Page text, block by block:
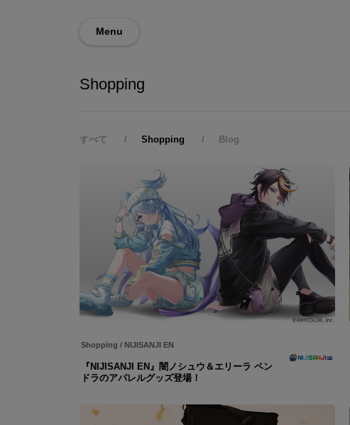
Menu
Shopping
すべて Shopping Blog
Shopping / NIJISANJI EN
『NIJISANJI EN』闇ノシュウ＆エリーラ ペン
ドラのアパレルグッズ登場！